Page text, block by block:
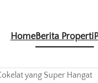
HomeBerita Properti
yang Super Hangat